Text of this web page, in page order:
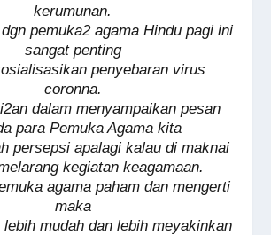
kerumunan.
pemuka2 agama Hindu pagi ini
sangat penting
penyebaran virus
coronna.
dalam menyampaikan pesan
para Pemuka Agama kita
persepsi apalagi kalau di maknai
kegiatan keagamaan.
agama paham dan mengerti
maka
mudah dan lebih meyakinkan